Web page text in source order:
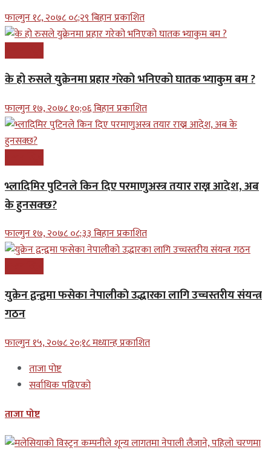
फाल्गुन १८, २०७८ ०८;२९ बिहान प्रकाशित
के हो रुसले युक्रेनमा प्रहार गरेको भनिएको घातक भ्याकुम बम ?
फाल्गुन १७, २०७८ १०;०६ बिहान प्रकाशित
भ्लादिमिर पुटिनले किन दिए परमाणुअस्त्र तयार राख्न आदेश, अब
के हुनसक्छ?
फाल्गुन १७, २०७८ ०८;३३ बिहान प्रकाशित
युक्रेन द्वन्द्वमा फसेका नेपालीकाे उद्धारका लागि उच्चस्तरीय संयन्त्र
गठन
फाल्गुन १५, २०७८ २०;१८ मध्यान्ह प्रकाशित
ताजा पोष्ट
सर्वाधिक पढिएको
ताजा पोष्ट